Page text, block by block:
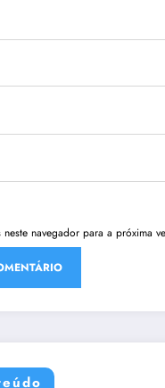
neste navegador para a próxima